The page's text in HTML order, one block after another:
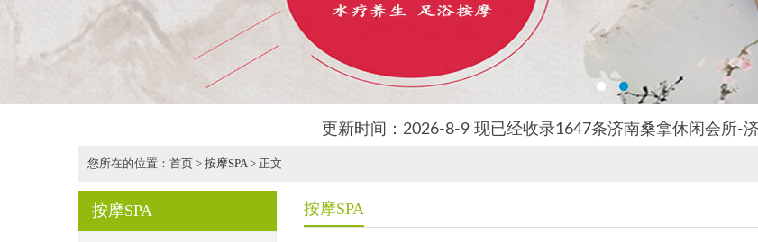
更新时间：2026-8-9 现已经收录1647条济南桑拿休闲会所-
您所在的位置： 首页 > 按摩SPA > 正文
按摩SPA 按摩SPA